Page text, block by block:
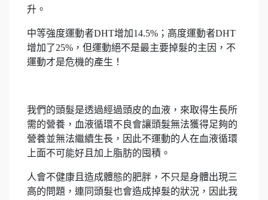
升。
中等強度運動者DHT增加14.5%；高度運動者DHT
增加了25%，但運動絕不是最主要掉髮的主因，不
運動才是危機的產生！
我們的頭髮是透過經過頭皮的血液，來取得生長所
需的營養，血液循環不良會讓頭髮無法獲得足夠的
營養並無法繼續生長，因此不運動的人在血液循環
上面不可能好且加上脂肪的囤積。
人會不健康且造成體態的肥胖，不只是身體出現三
高的問題，連同頭髮也會造成掉髮的狀況，因此我